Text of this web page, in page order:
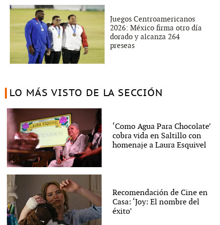
Juegos Centroamericanos
2026: México firma otro día
dorado y alcanza 264
preseas
LO MÁS VISTO DE LA SECCIÓN
‘Como Agua Para Chocolate’
cobra vida en Saltillo con
homenaje a Laura Esquivel
Recomendación de Cine en
Casa: ‘Joy: El nombre del
éxito’